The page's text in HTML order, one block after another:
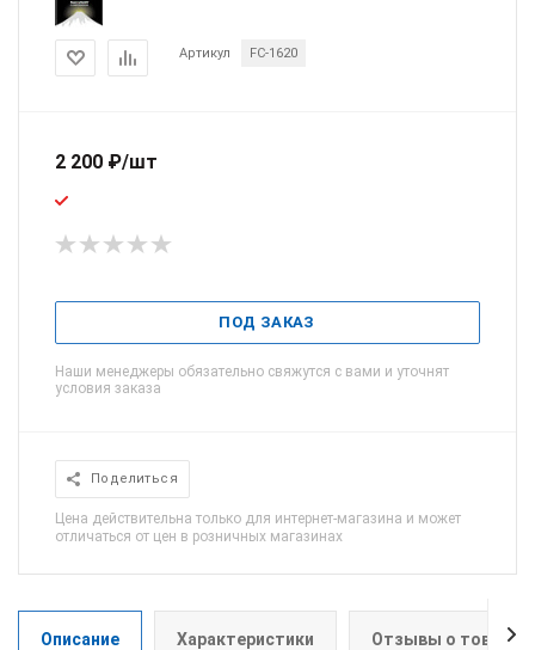
Артикул FC-1620
2 200 ₽/шт
ПОД ЗАКАЗ
Наши менеджеры обязательно свяжутся с вами и уточнят
условия заказа
Поделиться
Цена действительна только для интернет-магазина и может
отличаться от цен в розничных магазинах
Описание Характеристики Отзывы о товаре